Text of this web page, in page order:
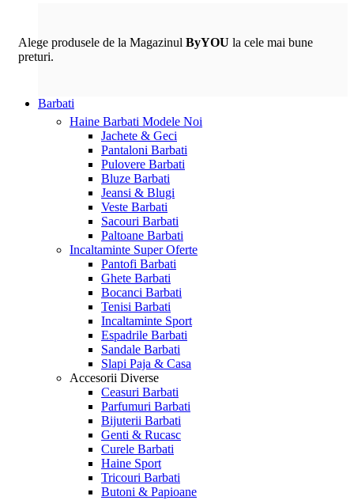
Alege produsele de la Magazinul ByYOU la cele mai bune
preturi.
Barbati
Haine Barbati Modele Noi
Jachete & Geci
Pantaloni Barbati
Pulovere Barbati
Bluze Barbati
Jeansi & Blugi
Veste Barbati
Sacouri Barbati
Paltoane Barbati
Incaltaminte Super Oferte
Pantofi Barbati
Ghete Barbati
Bocanci Barbati
Tenisi Barbati
Incaltaminte Sport
Espadrile Barbati
Sandale Barbati
Slapi Paja & Casa
Accesorii Diverse
Ceasuri Barbati
Parfumuri Barbati
Bijuterii Barbati
Genti & Rucasc
Curele Barbati
Haine Sport
Tricouri Barbati
Butoni & Papioane